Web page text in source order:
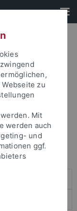
an um sich
zu
Mit
werden auch
und
ggf.